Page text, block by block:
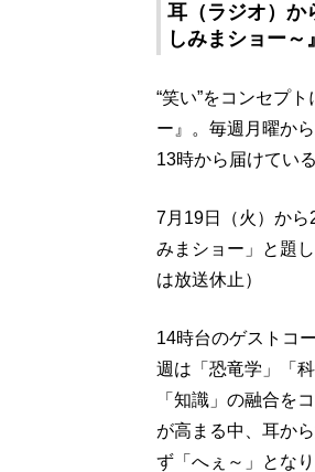
耳（ラジオ）か
しみまショー～
“笑い”をコンセプ
ー』。毎週月曜か
13時から届けている
7月19日（火）か
みまショー」と題
は放送休止）
14時台のゲストコ
週は「恐竜学」「
「知識」の融合を
が高まる中、耳か
ず「へぇ～」とな